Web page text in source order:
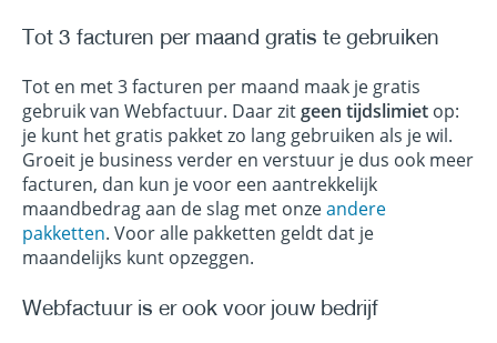
Tot 3 facturen per maand gratis te gebruiken
Tot en met 3 facturen per maand maak je gratis
gebruik van Webfactuur. Daar zitgeen tijdslimiet op:
je kunt het gratis pakket zo lang gebruiken als je wil.
Groeit je business verder en verstuur je dus ook meer
facturen, dan kun je voor een aantrekkelijk
maandbedrag aan de slag met onzeandere
pakketten. Voor alle pakketten geldt dat je
maandelijks kunt opzeggen.
Webfactuur is er ook voor jouw bedrijf